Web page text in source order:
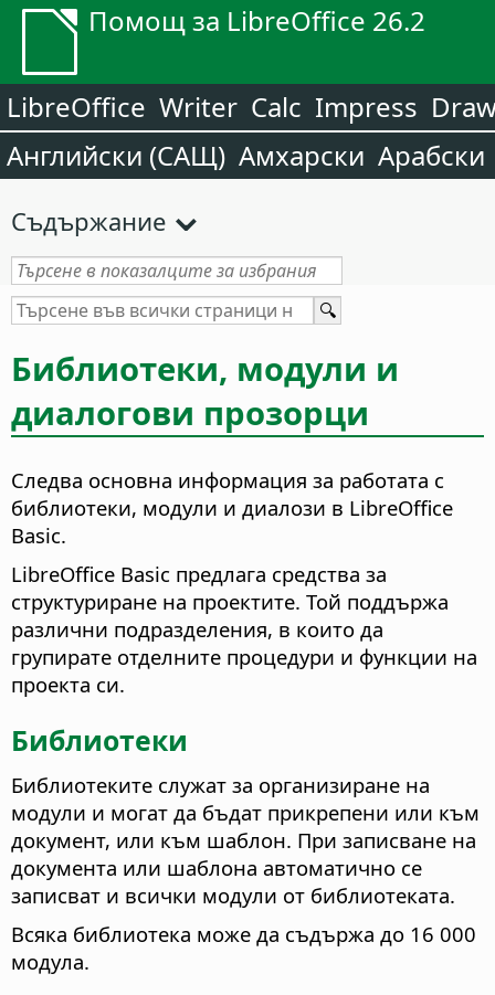
Помощ за LibreOffice 26.2
LibreOffice Writer Calc Impress
Английски (САЩ) Амхарски Арабски
Съдържание
Библиотеки, модули и
диалогови прозорци
Следва основна информация за работата с
библиотеки, модули и диалози в LibreOffice
Basic.
LibreOffice Basic предлага средства за
структуриране на проектите. Той поддържа
различни подразделения, в които да
групирате отделните процедури и функции на
проекта си.
Библиотеки
Библиотеките служат за организиране на
модули и могат да бъдат прикрепени или към
документ, или към шаблон. При записване на
документа или шаблона автоматично се
записват и всички модули от библиотеката.
Всяка библиотека може да съдържа до 16 000
модула.